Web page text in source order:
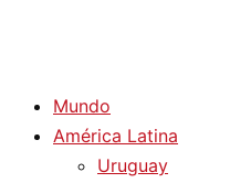
Mundo
América Latina
Uruguay